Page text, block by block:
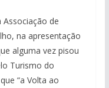
de
na apresentação
alguma vez pisou
Turismo do
“a Volta ao